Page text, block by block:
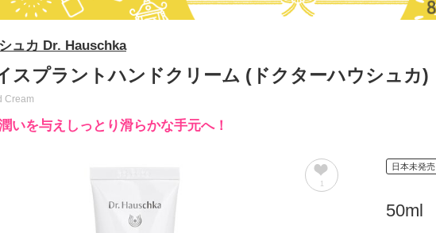
ュカ Dr. Hauschka
スプラントハンドクリーム (ドクターハウシュカ)
Cream
いを与えしっとり滑らかな手元へ！
日本未発売
50ml